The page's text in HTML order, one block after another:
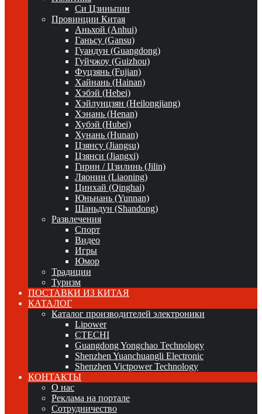
Си Цзиньпин
Провинции Китая
Аньхой (Anhui)
Ганьсу (Gansu)
Гуандун (Guangdong)
Гуйчжоу (Guizhou)
Фуцзянь (Fujian)
Хайнань (Hainan)
Хэбэй (Hebei)
Хэйлунцзян (Heilongjiang)
Хэнань (Henan)
Хубэй (Hubei)
Хунань (Hunan)
Цзянсу (Jiangsu)
Цзянси (Jiangxi)
Гирин / Цзилинь (Jilin)
Ляонин (Liaoning)
Цинхай (Qinghai)
Юньнань (Yunnan)
Шаньдун (Shandong)
Развлечения
Спорт
Видео
Игры
Юмор
Традиции
Туризм
ПОСТАВКИ ИЗ КИТАЯ
КАТАЛОГ
Каталог производителей электроники
Lipower
CTECHI
Guangdong Yongchao Technology
Shenzhen Yuanchuangli Electronic
Shenzhen Victpower Technology
КОНТАКТЫ
О нас
Реклама на портале
Сотрудничество